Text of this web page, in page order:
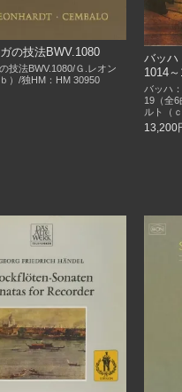
の技法BWV.1080
技法BWV.1080/Ｇ.レオン
）/独HM：HM 30950
バッハ
1014～
バッハ
19（全
ルト（
13,200